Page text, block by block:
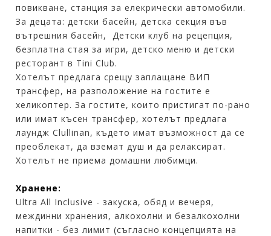
повикване, станция за елекрически автомобили.
За децата: детски басейн, детска секция във
вътрешния басейн, Детски клуб на рецепция,
безплатна стая за игри, детско меню и детски
ресторант в Tini Club.
Хотелът предлага срещу заплащане ВИП
трансфер, на разположение на гостите е
хеликоптер. За гостите, които пристигат по-рано
или имат късен трансфер, хотелът предлага
лаундж Clullinan, където имат възможност да се
преоблекат, да вземат душ и да релаксират.
Хотелът не приема домашни любимци.
Хранене:
Ultra All Inclusive - закуска, обяд и вечеря,
междинни хранения, алкохолни и безалкохолни
напитки - без лимит (съгласно концепцията на